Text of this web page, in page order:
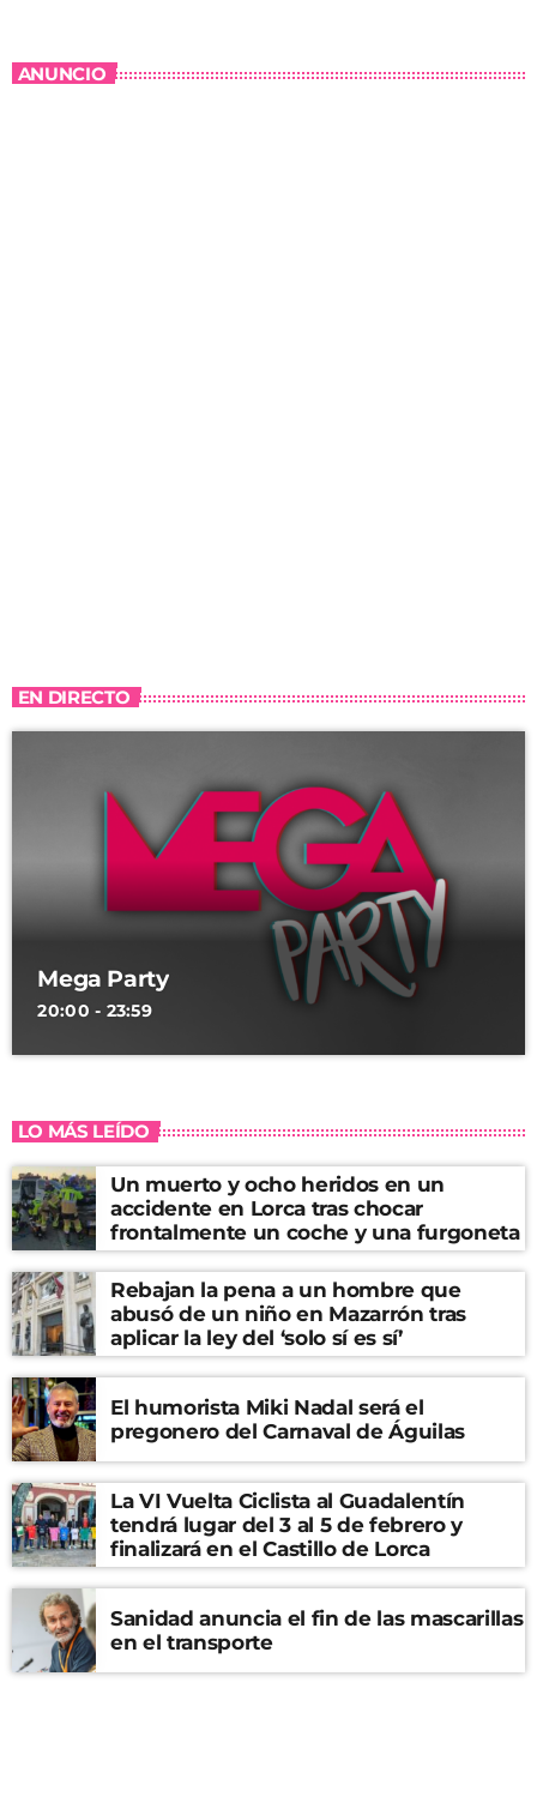
ANUNCIO
EN DIRECTO
Mega Party
20:00 - 23:59
LO MÁS LEÍDO
Un muerto y ocho heridos en un
accidente en Lorca tras chocar
frontalmente un coche y una furgoneta
Rebajan la pena a un hombre que
abusó de un niño en Mazarrón tras
aplicar la ley del ‘solo sí es sí’
El humorista Miki Nadal será el
pregonero del Carnaval de Águilas
La VI Vuelta Ciclista al Guadalentín
tendrá lugar del 3 al 5 de febrero y
finalizará en el Castillo de Lorca
Sanidad anuncia el fin de las mascarillas
en el transporte